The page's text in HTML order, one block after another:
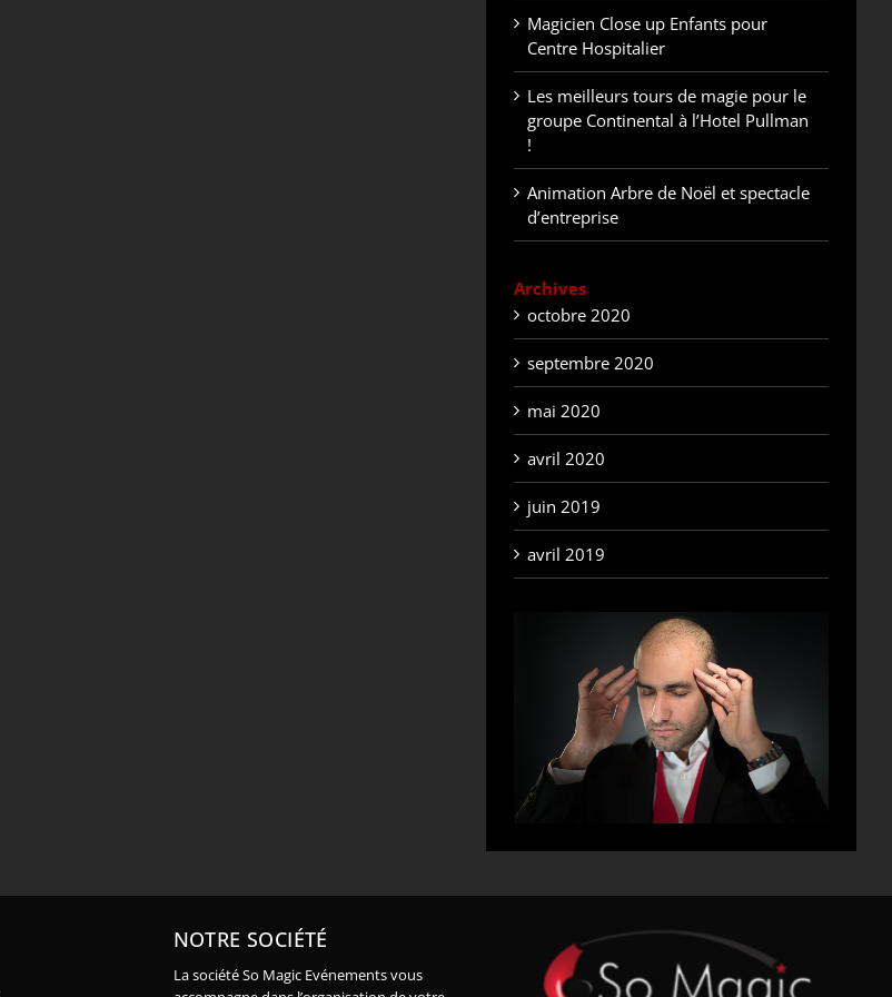
Magicien Close up Enfants pour
Centre Hospitalier
Les meilleurs tours de magie pour le
groupe Continental à l’Hotel Pullman
!
Animation Arbre de Noël et spectacle
d’entreprise
Archives
octobre 2020
septembre 2020
mai 2020
avril 2020
juin 2019
avril 2019
NOTRE SOCIÉTÉ
La société So Magic Evénements vous